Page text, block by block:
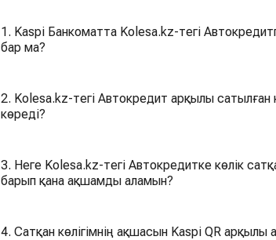
1. Kaspi Банкоматта Kolesa.kz-тегі
бар ма?
2. Kolesa.kz-тегі Автокредит арқылы
көреді?
3. Неге Kolesa.kz-тегі Автокредитке көлік
барып қана ақшамды аламын?
4. Сатқан көлігімнің ақшасын Kaspi QR арқылы